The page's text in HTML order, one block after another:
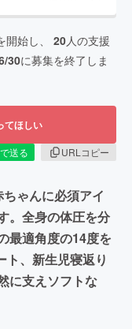
開始し、 20人の支援
30に募集を終了しま
てほしい
送る
URLコピー
ゃんに必須アイ
。全身の体圧を分
最適角度の14度を
ト、新生児寝返り
に支えソフトな